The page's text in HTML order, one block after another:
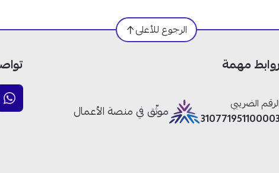
الرجوع للأعلى
روابط مهمة
الرقم الضريبي
310771951100003
موثّق في منصة الأعمال